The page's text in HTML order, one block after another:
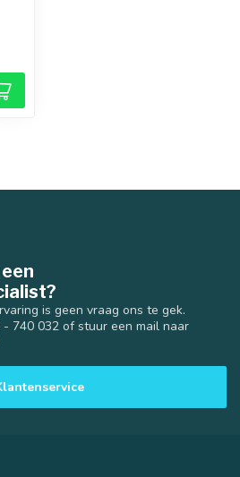
is geen vraag ons te gek.
740 032 of stuur een mail naar